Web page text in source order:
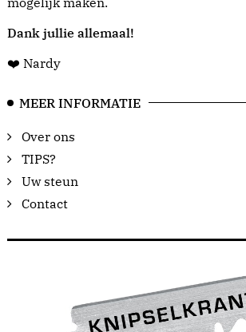
Dank jullie allemaal!
❤️ Nardy
MEER INFORMATIE
Over ons
TIPS?
Uw steun
Contact